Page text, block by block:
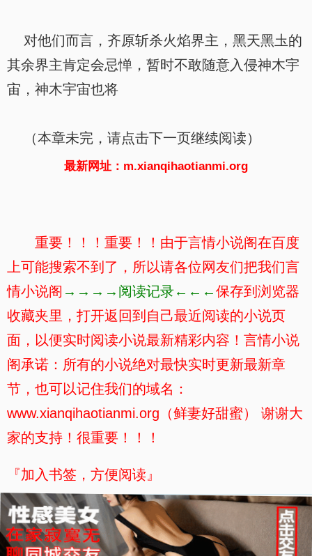
对他们而言，齐原斩杀火焰界主，黑天黑圡的
其余界主肯定会忌惮，暂时不敢随意入侵神木宇
宙，神木宇宙也将
（本章未完，请点击下一页继续阅读）
最新网址：m.xianqihaotianmi.org
重要！！！重要！！由于言情小说阁在百度
上可能搜索不到了，所以请各位网友们把我们言
情小说阁 →→→→阅读记录←←←保存到浏览器
收藏夹里，打开返回到自己最近阅读的小说页
面，以便实时阅读小说最新精彩内容！言情小说
阁承诺：所有的小说绝对最快实时更新最新章
节，也可以记住我们的域名：
www.xianqihaotianmi.org（鲜妻好甜蜜） 谢谢大
家的支持！很重要！！！
『加入书签，方便阅读』